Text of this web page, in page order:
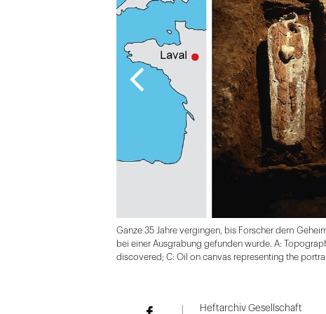
Ganze 35 Jahre vergingen, bis Forscher dem
bei einer Ausgrabung gefunden wurde. A:
discovered; C: Oil on canvas representing the
Heftarchiv Gesellschaft